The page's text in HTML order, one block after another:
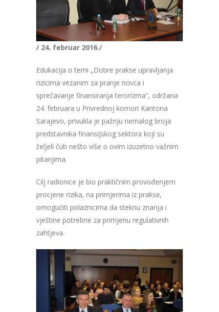
/ 24. februar 2016./
Edukacija o temi „Dobre prakse upravljanja
rizicima vezanim za pranje novca i
sprečavanje finansiranja terorizma“, održana
24. februara u Privrednoj komori Kantona
Sarajevo, privukla je pažnju nemalog broja
predstavnika finansijskog sektora koji su
željeli čuti nešto više o ovim izuzetno važnim
pitanjima.
Cilj radionice je bio praktičnim provođenjem
procjene rizika, na primjerima iz prakse,
omogućiti polaznicima da steknu znanja i
vještine potrebne za primjenu regulativnih
zahtjeva.